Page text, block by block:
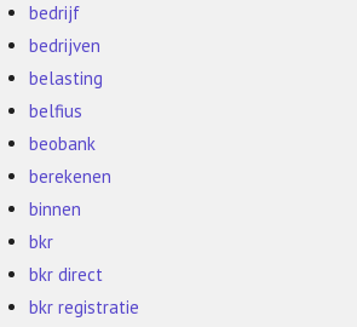
bedrijf
bedrijven
belasting
belfius
beobank
berekenen
binnen
bkr
bkr direct
bkr registratie